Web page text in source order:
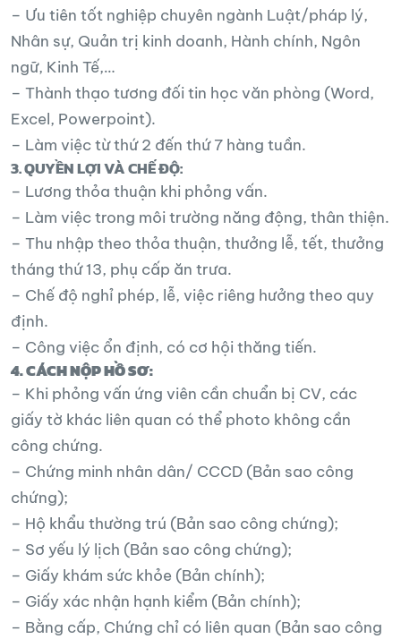
– Ưu tiên tốt nghiệp chuyên ngành Luật/pháp lý,
Nhân sự, Quản trị kinh doanh, Hành chính, Ngôn
ngữ, Kinh Tế,…
– Thành thạo tương đối tin học văn phòng (Word,
Excel, Powerpoint).
– Làm việc từ thứ 2 đến thứ 7 hàng tuần.
3. QUYỀN LỢI VÀ CHẾ ĐỘ:
– Lương thỏa thuận khi phỏng vấn.
– Làm việc trong môi trường năng động, thân thiện.
– Thu nhập theo thỏa thuận, thưởng lễ, tết, thưởng
tháng thứ 13, phụ cấp ăn trưa.
– Chế độ nghỉ phép, lễ, việc riêng hưởng theo quy
định.
– Công việc ổn định, có cơ hội thăng tiến.
4. CÁCH NỘP HỒ SƠ:
– Khi phỏng vấn ứng viên cần chuẩn bị CV, các
giấy tờ khác liên quan có thể photo không cần
công chứng.
– Chứng minh nhân dân/ CCCD (Bản sao công
chứng);
– Hộ khẩu thường trú (Bản sao công chứng);
– Sơ yếu lý lịch (Bản sao công chứng);
– Giấy khám sức khỏe (Bản chính);
– Giấy xác nhận hạnh kiểm (Bản chính);
– Bằng cấp, Chứng chỉ có liên quan (Bản sao công